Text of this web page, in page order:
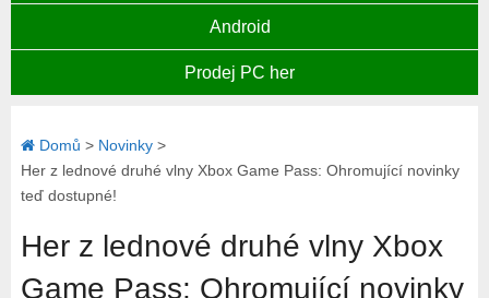
Android
Prodej PC her
Domů > Novinky>
Her z lednové druhé vlny Xbox Game Pass: Ohromující novinky
teď dostupné!
Her z lednové druhé vlny Xbox
Game Pass: Ohromující novinky